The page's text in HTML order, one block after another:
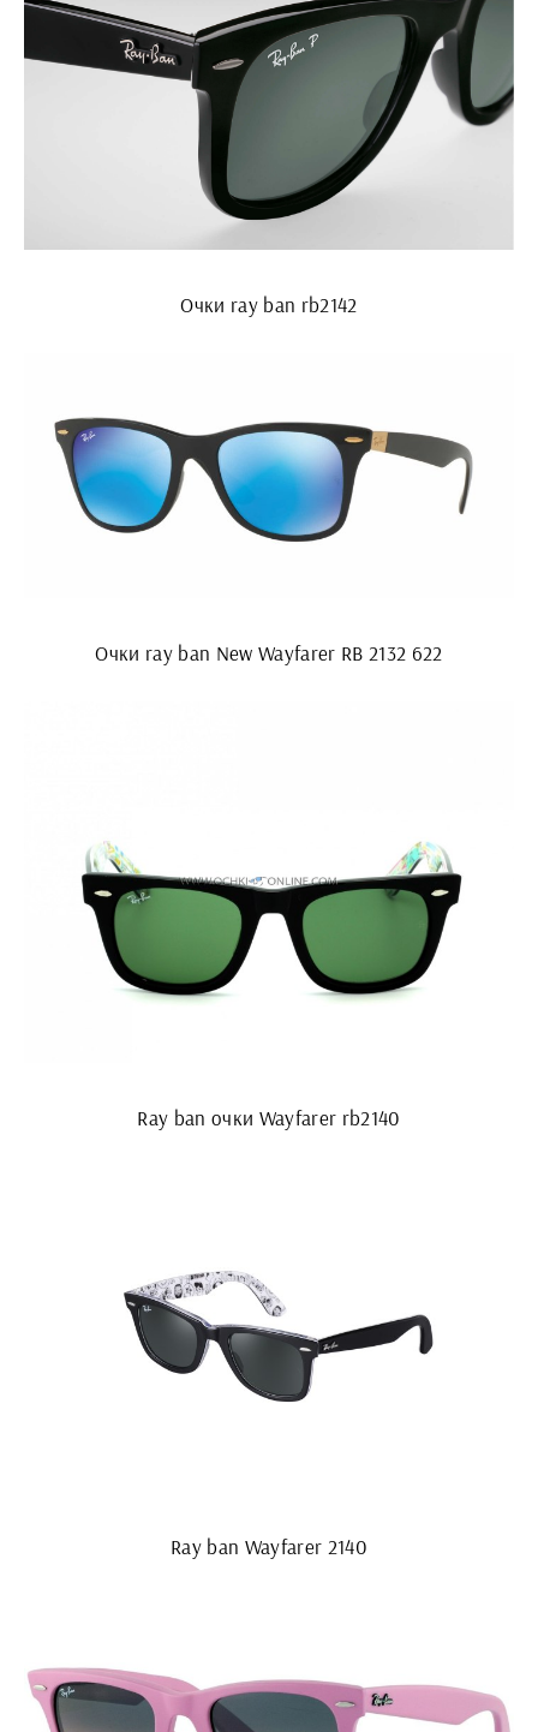
Очки ray ban rb2142
Очки ray ban New Wayfarer RB 2132 622
Ray ban очки Wayfarer rb2140
Ray ban Wayfarer 2140